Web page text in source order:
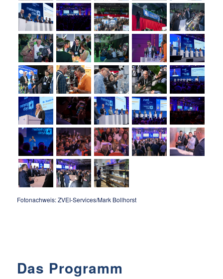
Fotonachweis: ZVEI-Services/Mark Bollhorst
Das Programm